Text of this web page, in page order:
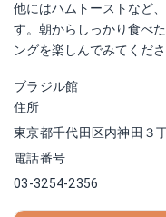
他にはハムトーストなど
す。朝からしっかり食べ
ングを楽しんでみてくださ
ブラジル館
住所
東京都千代田区内神田３
電話番号
03-3254-2356